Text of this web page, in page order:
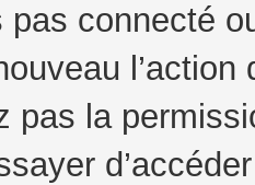
pas connecté
pas la